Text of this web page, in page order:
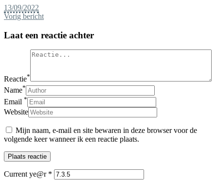
13/09/2022
Vorig bericht
Laat een reactie achter
Reactie*
Name*
Email *
Website
Mijn naam, e-mail en site bewaren in deze browser voor de
volgende keer wanneer ik een reactie plaats.
Current ye@r *